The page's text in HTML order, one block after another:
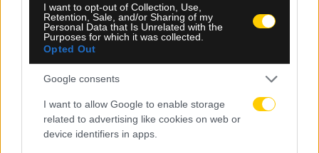
I want to opt-out of Collection, Use,
Retention, Sale, and/or Sharing of my
Personal Data that Is Unrelated with the
Purposes for which it was collected.
Opted Out
Google consents
I want to allow Google to enable storage
related to advertising like cookies on web or
device identifiers in apps.
06.08.2026, 18:23
Νόλεϊ: «Καθοριστικός ο ρόλος του Σάκοτα –
Έτοιμος να παλέψω για νίκες και τίτλους»